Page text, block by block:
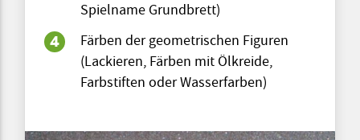
Spielname Grundbrett)
Färben der geometrischen Figuren
(Lackieren, Färben mit Ölkreide,
Farbstiften oder Wasserfarben)